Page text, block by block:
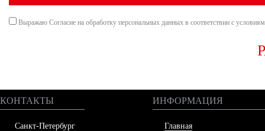
Выражаю Согласие на обработку персональных данных в соответствии с
КОНТАКТЫ
Санкт-Петербург
ИНФОРМАЦИЯ
Главная